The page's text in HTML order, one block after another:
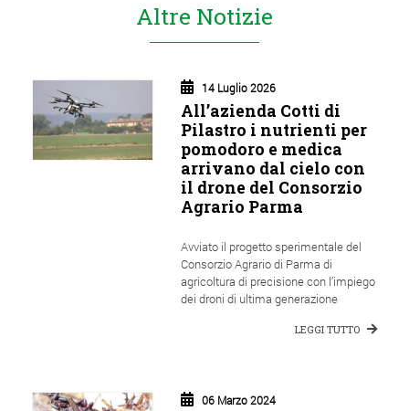
Altre Notizie
14 Luglio 2026
All’azienda Cotti di
Pilastro i nutrienti per
pomodoro e medica
arrivano dal cielo con
il drone del Consorzio
Agrario Parma
Avviato il progetto sperimentale del
Consorzio Agrario di Parma di
agricoltura di precisione con l’impiego
dei droni di ultima generazione
LEGGI TUTTO
06 Marzo 2024